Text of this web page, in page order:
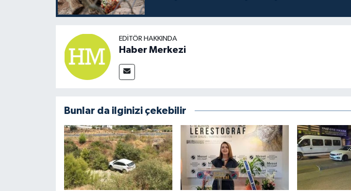
EDITÖR HAKKINDA
Haber Merkezi
Bunlar da ilginizi çekebilir